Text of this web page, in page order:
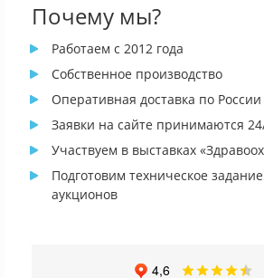
Почему мы?
Работаем с 2012 года
Собственное производство
Оперативная доставка по России
Заявки на сайте принимаются
Участвуем в выставках
Подготовим техническое
аукционов